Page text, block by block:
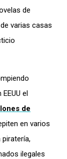
de
varias casas
el
de
en varios
ilegales